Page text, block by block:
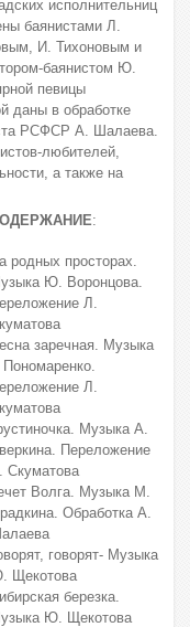
исполнительниц
баянистами Л.
И. Тихоновым и
баянистом Ю.
певицы
даны в обработке
РСФСР А. Шалаева.
любителей,
а также на
:
родных просторах.
Ю. Воронцова.
Л.
заречная. Музыка
Пономаренко.
Л.
Музыка А.
Переложение
Скуматова
Волга. Музыка М.
Обработка А.
говорят- Музыка
Щекотова
березка.
Ю. Щекотова